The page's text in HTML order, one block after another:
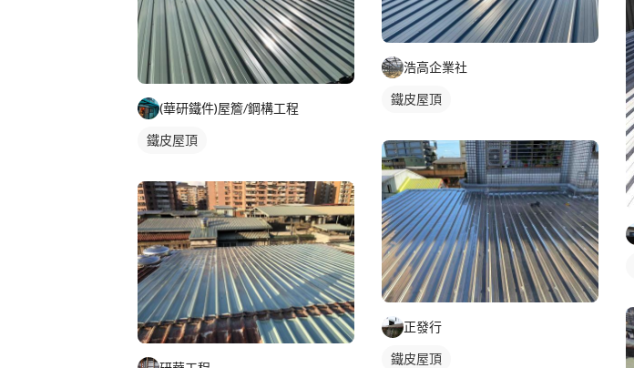
(華研鐵件)屋簷/鋼構工程
鐵皮屋頂
浩高企業社
鐵皮屋頂
正發行
鐵皮屋頂